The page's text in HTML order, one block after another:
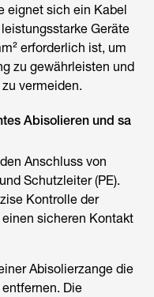
eignet sich ein Kabel
Geräte
erforderlich ist, um
zu gewährleisten und
vermeiden.
Abisolieren und sa
Anschluss von
Schutzleiter (PE).
Kontrolle der
sicheren Kontakt
Abisolierzange die
Die